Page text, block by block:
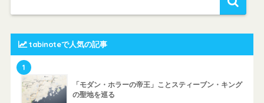
tabinoteで人気の記事
1
「モダン・ホラーの帝王」ことスティーブン・キング
の聖地を巡る